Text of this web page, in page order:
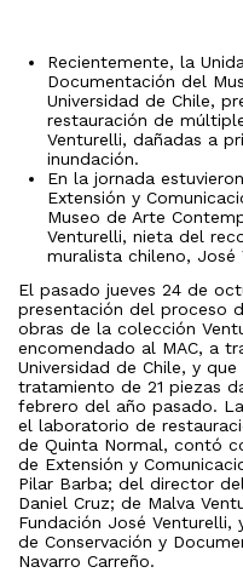
Recientemente, la
Documentación del
Universidad de Chile,
restauración de
Venturelli, dañadas a
inundación.
En la jornada
Extensión y
Museo de Arte
Venturelli, nieta del
muralista chileno, José
El pasado jueves 24 de
presentación del proceso
obras de la colección
encomendado al MAC, a
Universidad de Chile, y
tratamiento de 21 piezas
febrero del año pasado.
el laboratorio de
de Quinta Normal, contó
de Extensión y
Pilar Barba; del director
Daniel Cruz; de Malva
Fundación José
de Conservación y
Navarro Carreño.